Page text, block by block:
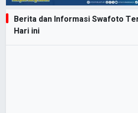
Berita dan Informasi Swafoto
Hari ini